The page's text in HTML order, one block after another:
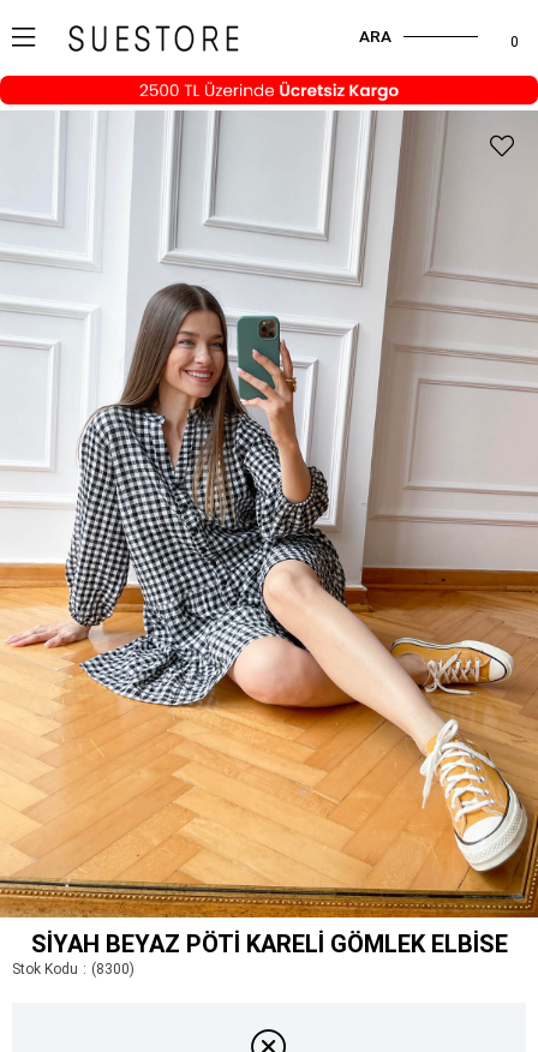
0
ARA
SIYAH BEYAZ PÖTI KARELI GÖMLEK ELBISE
Stok Kodu (8300)